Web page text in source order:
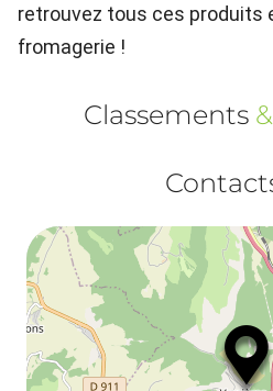
retrouvez tous ces produits
fromagerie !
Classements &